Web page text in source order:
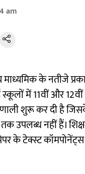
am
के नतीजे
में 11वीं और
शुरू कर दी है
उपलब्ध नहीं हैं।
के टेक्स्ट